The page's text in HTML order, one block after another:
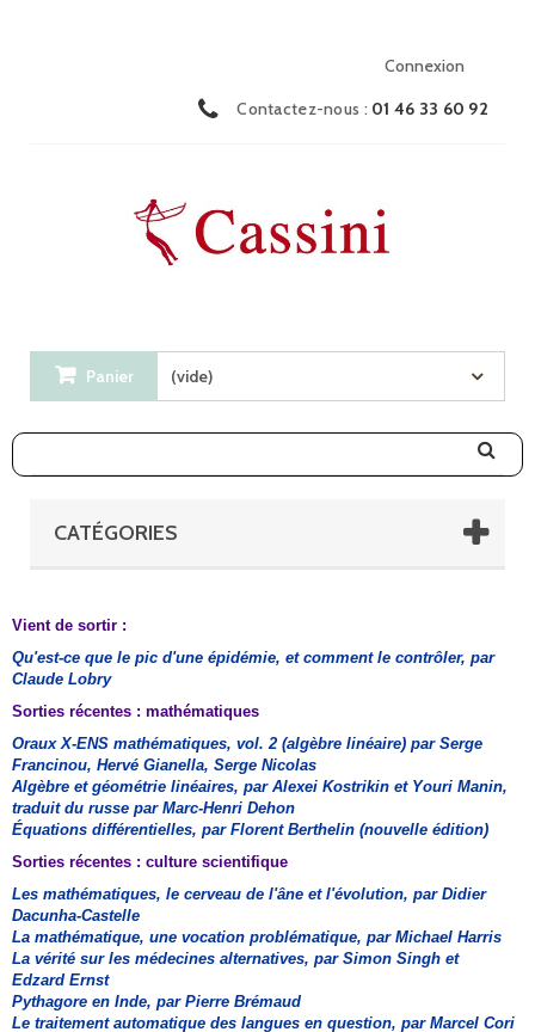
Connexion
Contactez-nous : 01 46 33 60 92
Panier (vide)
CATÉGORIES
Vient de sortir :
Qu'est-ce que le pic d'une épidémie, et comment le contrôler, par
Claude Lobry
Sorties récentes : mathématiques
Oraux X-ENS mathématiques, vol. 2 (algèbre linéaire) par Serge
Francinou, Hervé Gianella, Serge Nicolas
Algèbre et géométrie linéaires, par Alexei Kostrikin et Youri Manin,
traduit du russe par Marc-Henri Dehon
Équations différentielles, par Florent Berthelin (nouvelle édition)
Sorties récentes : culture scientifique
Les mathématiques, le cerveau de l'âne et l'évolution, par Didier
Dacunha-Castelle
La mathématique, une vocation problématique, par Michael Harris
La vérité sur les médecines alternatives, par Simon Singh et
Edzard Ernst
Pythagore en Inde, par Pierre Brémaud
Le traitement automatique des langues en question, par Marcel Cori